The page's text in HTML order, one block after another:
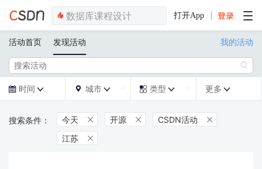
打开App
活动首页 发现活动 我的活动

 时间   城市   类型  更多 
今天  开源  CSDN活动 
江苏 